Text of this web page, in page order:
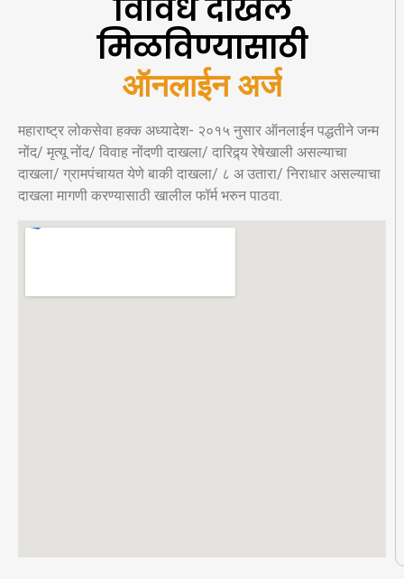
विविध दाखले
मिळविण्यासाठी
ऑनलाईन अर्ज
महाराष्ट्र लोकसेवा हक्क अध्यादेश- २०१५ नुसार ऑनलाईन पद्धतीने जन्म
नोंद/ मृत्यू नोंद/ विवाह नोंदणी दाखला/ दारिद्र्य रेषेखाली असल्याचा
दाखला/ ग्रामपंचायत येणे बाकी दाखला/ ८ अ उतारा/ निराधार असल्याचा
दाखला मागणी करण्यासाठी खालील फॉर्म भरुन पाठवा.